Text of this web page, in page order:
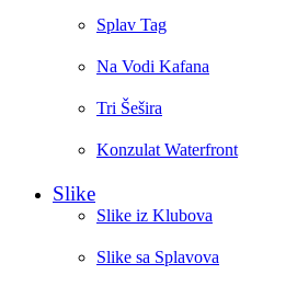
Splav Tag
Na Vodi Kafana
Tri Šešira
Konzulat Waterfront
Slike
Slike iz Klubova
Slike sa Splavova